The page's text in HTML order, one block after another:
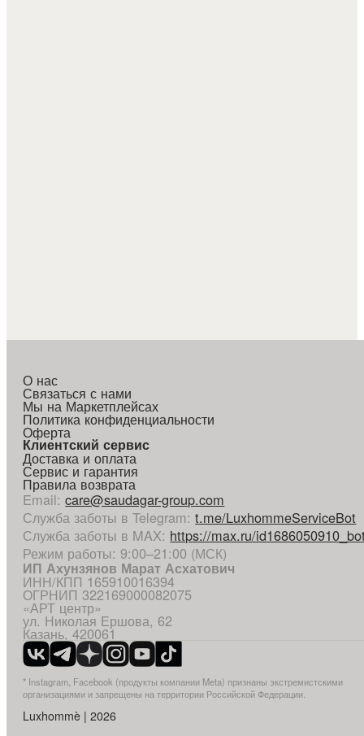
О нас
Связаться с нами
Мы на Маркетплейсах
Политика конфиденциальности
Оферта
Клиентский сервис
Доставка и оплата
Сервис и гарантия
Правила возврата
Email:care@saudagar-group.com
Служба заботы в Telegram:t.me/LuxhommeServiceBot
Служба заботы в MAX: https://max.ru/
Режим работы: 9:00–21:00 (МСК)
ИП Ахунзянов Марат Асхатович
ИНН/КПП 165910016394
ОГРНИП 322169000082075
«АРТ центр»
ул. Николая Ершова, 62
Казань, 420061
* Instagram, Facebook (продукты компании Meta) признаны экстремистскими
организациями и запрещены на территории Российской Федерации.
Luxhommè | 2026